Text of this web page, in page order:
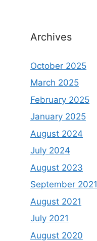
Archives
October 2025
March 2025
February 2025
January 2025
August 2024
July 2024
August 2023
September 2021
August 2021
July 2021
August 2020